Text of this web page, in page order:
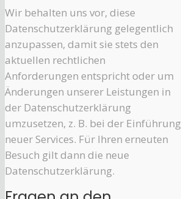
Wir behalten uns vor, diese
Datenschutzerklärung gelegentlich
anzupassen, damit sie stets den
aktuellen rechtlichen
Anforderungen entspricht oder um
Änderungen unserer Leistungen in
der Datenschutzerklärung
umzusetzen, z. B. bei der Einführung
neuer Services. Für Ihren erneuten
Besuch gilt dann die neue
Datenschutzerklärung.